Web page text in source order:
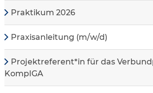
Praktikum 2026
Praxisanleitung (m/w/d)
Projektreferent*in für das
KompIGA